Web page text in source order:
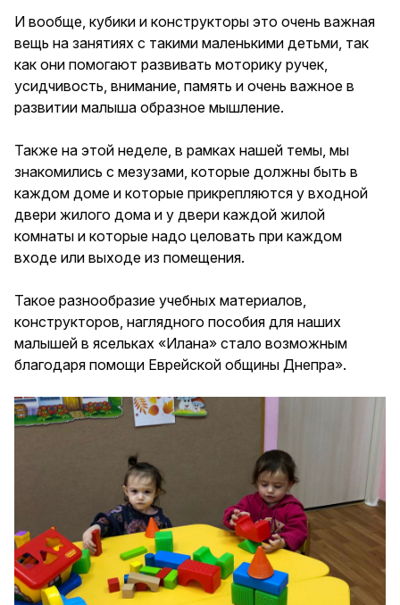
И вообще, кубики и конструкторы это очень важная
вещь на занятиях с такими маленькими детьми, так
как они помогают развивать моторику ручек,
усидчивость, внимание, память и очень важное в
развитии малыша образное мышление.
Также на этой неделе, в рамках нашей темы, мы
знакомились с мезузами, которые должны быть в
каждом доме и которые прикрепляются у входной
двери жилого дома и у двери каждой жилой
комнаты и которые надо целовать при каждом
входе или выходе из помещения.
Такое разнообразие учебных материалов,
конструкторов, наглядного пособия для наших
малышей в ясельках «Илана» стало возможным
благодаря помощи Еврейской общины Днепра».